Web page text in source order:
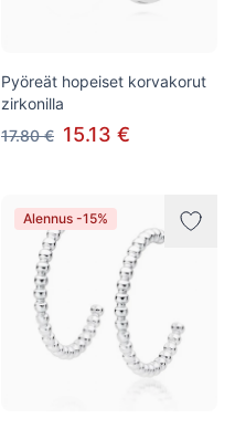
Pyöreät hopeiset korvakorut
zirkonilla
17.80 € 15.13 €
Alennus -15%